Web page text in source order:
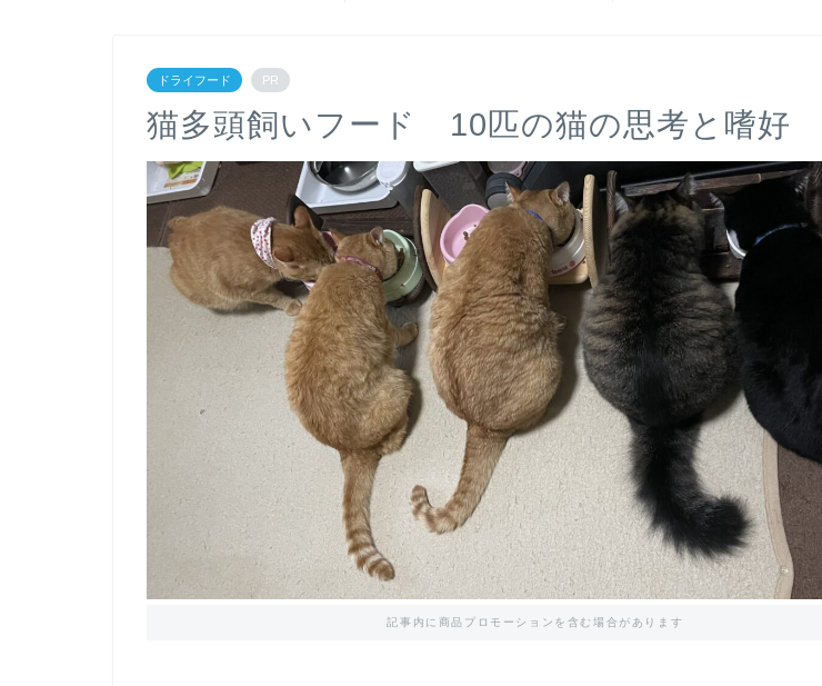
ドライフード PR
猫多頭飼いフード 10匹の猫の思考と嗜好
記事内に商品プロモーションを含む場合があります